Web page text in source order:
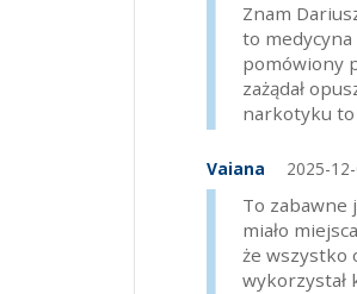
Znam
to medycyna
pomówiony
zażądał
narkotyku
Vaiana 2025-
To zabawne
miało
że wszystko
wykorzystał